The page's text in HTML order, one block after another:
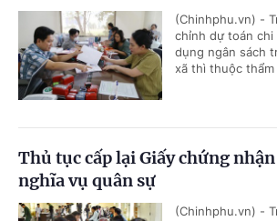
(Chinhphu.vn) -
chỉnh dự toán chi
dụng ngân sách
xã thì thuộc
Thủ tục cấp lại Giấy chứng
nghĩa vụ quân sự
(Chinhphu.vn) -